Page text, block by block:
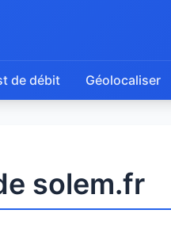
de débit Géolocaliser
solem.fr